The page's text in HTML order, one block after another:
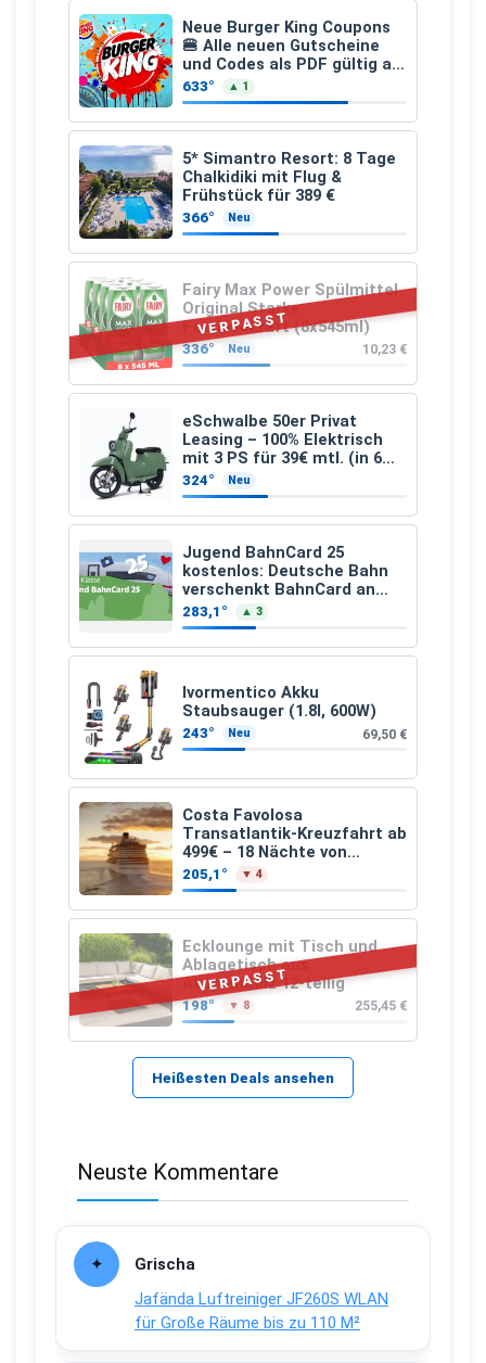
Neue Burger King Coupons
🍔 Alle neuen Gutscheine
und Codes als PDF gültig ab
25.07.2026 bis 04.09.2026
633° ▲ 1
5* Simantro Resort: 8 Tage
Chalkidiki mit Flug &
Frühstück für 389 €
366° Neu
VERPASST
Fairy Max Power Spülmittel
Original Starke
Fettlösekraft (8x545ml)
336° Neu 10,23 €
eSchwalbe 50er Privat
Leasing – 100% Elektrisch
mit 3 PS für 39€ mtl. (in 6
schicken Farben LF: 0.43, 36
Monate, Bereitstellung:
159,00 €, 2.500 km/Jahr)
324° Neu
Jugend BahnCard 25
kostenlos: Deutsche Bahn
verschenkt BahnCard an
Kinder und Jugendliche
283,1° ▲ 3
Ivormentico Akku
Staubsauger (1.8l, 600W)
243° Neu 69,50 €
Costa Favolosa
Transatlantik-Kreuzfahrt ab
499€ – 18 Nächte von
Hamburg nach Guadeloupe
205,1° ▼ 4
VERPASST
Ecklounge mit Tisch und
Ablagetisch aus
Akazienholz 12-teilig
198° ▼ 8 255,45 €
Heißesten Deals ansehen
Neuste Kommentare
Grischa
Jafända Luftreiniger JF260S WLAN
für Große Räume bis zu 110 M²